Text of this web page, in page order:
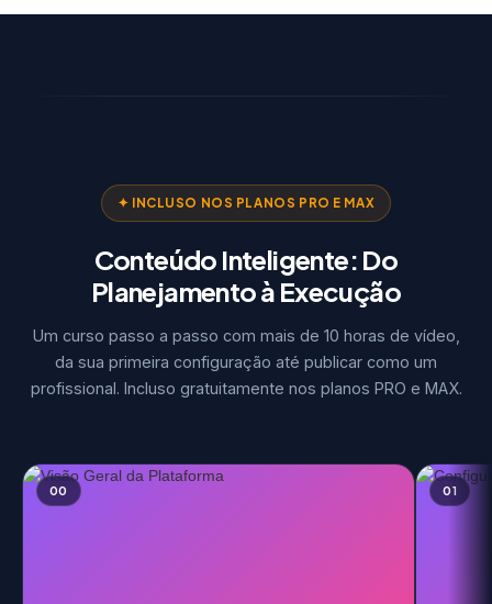
✦ INCLUSO NOS PLANOS PRO E MAX
Conteúdo Inteligente: Do
Planejamento à Execução
Um curso passo a passo com mais de 10 horas de vídeo,
da sua primeira configuração até publicar como um
profissional. Incluso gratuitamente nos planos PRO e MAX.
00 01